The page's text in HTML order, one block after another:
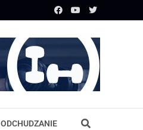
ODCHUDZANIE